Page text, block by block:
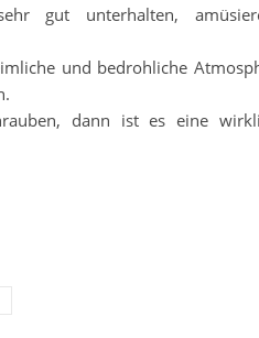
gut unterhalten,
und bedrohliche
dann ist es eine